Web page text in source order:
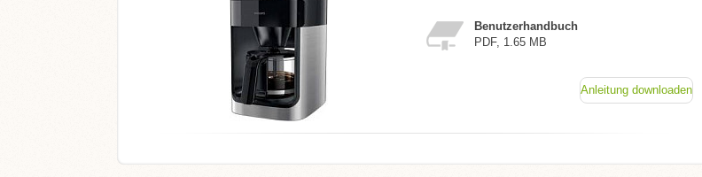
Benutzerhandbuch
PDF, 1.65 MB
Anleitung downloaden